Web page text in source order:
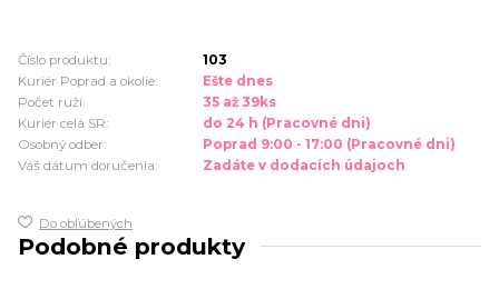
Číslo produktu:
103
Kuriér Poprad a okolie:
Ešte dnes
Počet ruží:
35 až 39ks
Kuriér celá SR:
do 24 h (Pracovné dni)
Osobný odber:
Poprad 9:00 - 17:00 (Pracovné dni)
Váš dátum doručenia:
Zadáte v dodacích údajoch
Do obľúbených
Podobné produkty